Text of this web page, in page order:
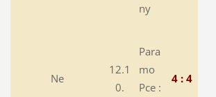
ny
Ne
12.1
0.
Para
mo
Pce :
4 : 4